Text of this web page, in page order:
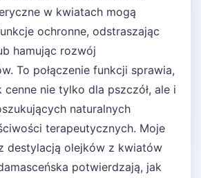
w kwiatach mogą
ochronne, odstraszając
hamując rozwój
To połączenie funkcji sprawia,
nie tylko dla pszczół, ale i
naturalnych
terapeutycznych. Moje
destylacją olejków z kwiatów
potwierdzają, jak